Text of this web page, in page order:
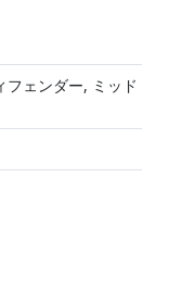
フェンダー, ミッド